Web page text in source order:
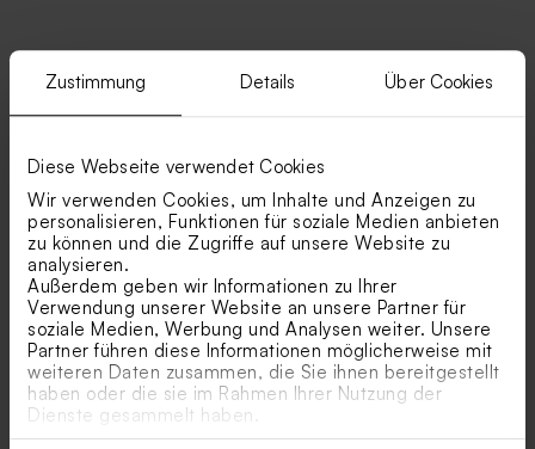
Zustimmung Details Über Cookies
Diese Webseite verwendet Cookies
Wir verwenden Cookies, um Inhalte und Anzeigen zu
personalisieren, Funktionen für soziale Medien anbieten
zu können und die Zugriffe auf unsere Website zu
analysieren.
Außerdem geben wir Informationen zu Ihrer
Verwendung unserer Website an unsere Partner für
soziale Medien, Werbung und Analysen weiter. Unsere
Partner führen diese Informationen möglicherweise mit
weiteren Daten zusammen, die Sie ihnen bereitgestellt
haben oder die sie im Rahmen Ihrer Nutzung der
Dienste gesammelt haben.
Würfel-Geschenkbox mit
Veredelungen
Veredelte
zauberhaftem Akzent
Ähnliche Produkte
Menükarte in Salbeigrün mit
Namen
Goldfolie